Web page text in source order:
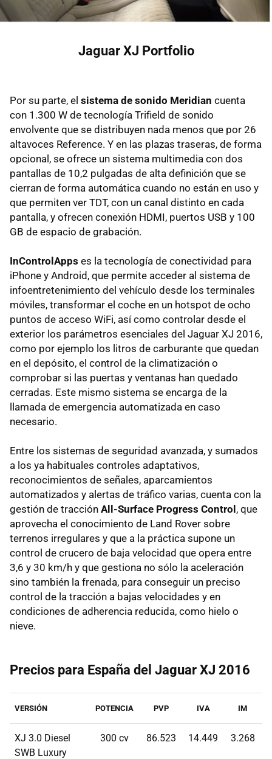
Jaguar XJ Portfolio
Por su parte, el sistema de sonido Meridian cuenta
con 1.300 W de tecnología Trifield de sonido
envolvente que se distribuyen nada menos que por 26
altavoces Reference. Y en las plazas traseras, de forma
opcional, se ofrece un sistema multimedia con dos
pantallas de 10,2 pulgadas de alta definición que se
cierran de forma automática cuando no están en uso y
que permiten ver TDT, con un canal distinto en cada
pantalla, y ofrecen conexión HDMI, puertos USB y 100
GB de espacio de grabación.
InControlApps es la tecnología de conectividad para
iPhone y Android, que permite acceder al sistema de
infoentretenimiento del vehículo desde los terminales
móviles, transformar el coche en un hotspot de ocho
puntos de acceso WiFi, así como controlar desde el
exterior los parámetros esenciales del Jaguar XJ 2016,
como por ejemplo los litros de carburante que quedan
en el depósito, el control de la climatización o
comprobar si las puertas y ventanas han quedado
cerradas. Este mismo sistema se encarga de la
llamada de emergencia automatizada en caso
necesario.
Entre los sistemas de seguridad avanzada, y sumados
a los ya habituales controles adaptativos,
reconocimientos de señales, aparcamientos
automatizados y alertas de tráfico varias, cuenta con la
gestión de tracción All-Surface Progress Control, que
aprovecha el conocimiento de Land Rover sobre
terrenos irregulares y que a la práctica supone un
control de crucero de baja velocidad que opera entre
3,6 y 30 km/h y que gestiona no sólo la aceleración
sino también la frenada, para conseguir un preciso
control de la tracción a bajas velocidades y en
condiciones de adherencia reducida, como hielo o
nieve.
Precios para España del Jaguar XJ 2016
VERSIÓN POTENCIA PVP IVA IM
XJ 3.0 Diesel
SWB Luxury
300 cv 86.523 14.449 3.268